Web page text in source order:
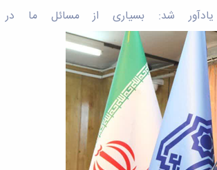
شد: بسیاری از مسائل ما